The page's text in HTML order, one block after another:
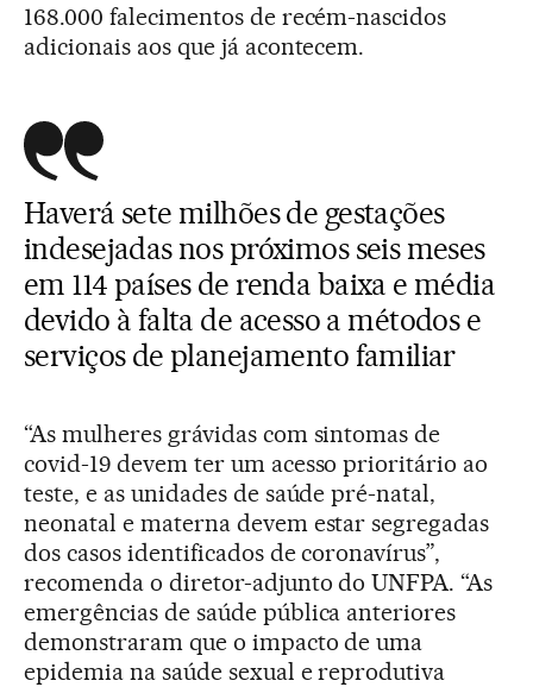
168.000 falecimentos de recém-nascidos
adicionais aos que já acontecem.
Haverá sete milhões de gestações
indesejadas nos próximos seis meses
em 114 países de renda baixa e média
devido à falta de acesso a métodos e
serviços de planejamento familiar
“As mulheres grávidas com sintomas de
covid-19 devem ter um acesso prioritário ao
teste, e as unidades de saúde pré-natal,
neonatal e materna devem estar segregadas
dos casos identificados de coronavírus”,
recomenda o diretor-adjunto do UNFPA. “As
emergências de saúde pública anteriores
demonstraram que o impacto de uma
epidemia na saúde sexual e reprodutiva